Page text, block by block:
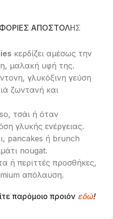
ΑΠΟΣΤΟΛΉΣ
κερδίζει αμέσως την
μαλακή υφή της.
γλυκόξινη γεύση
ζωντανή και
τσάι ή όταν
γλυκής ενέργειας.
pancakes ή brunch
nougat.
ή περιττές προσθήκες,
απόλαυση.
παρόμοιο προιόν εδώ!